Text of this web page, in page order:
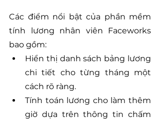
Các điểm nổi bật của phần mềm
tính lương nhân viên Faceworks
bao gồm:
Hiển thị danh sách bảng lương
chi tiết cho từng tháng một
cách rõ ràng.
Tính toán lương cho làm thêm
giờ dựa trên thông tin chấm